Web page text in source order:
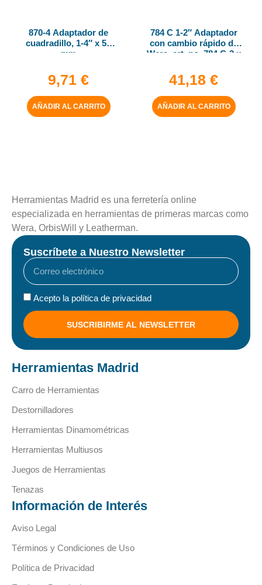
870-4 Adaptador de
cuadradillo, 1-4″ x 50
mm
9,71 €
AÑADIR AL CARRITO
784 C 1-2″ Adaptador
con cambio rápido de
Wera, art. no. 784 C-2 x
41,18 €
AÑADIR AL CARRITO
Herramientas Madrid es una ferretería online
especializada en herramientas de primeras marcas como
Wera, OrbisWill y Leatherman.
Suscríbete a Nuestro Newsletter
Acepto la política de privacidad
SUSCRIBIRME AL NEWSLETTER
Herramientas Madrid
Carro de Herramientas
Destornilladores
Herramientas Dinamométricas
Herramientas Multiusos
Juegos de Herramientas
Tenazas
Información de Interés
Aviso Legal
Términos y Condiciones de Uso
Política de Privacidad